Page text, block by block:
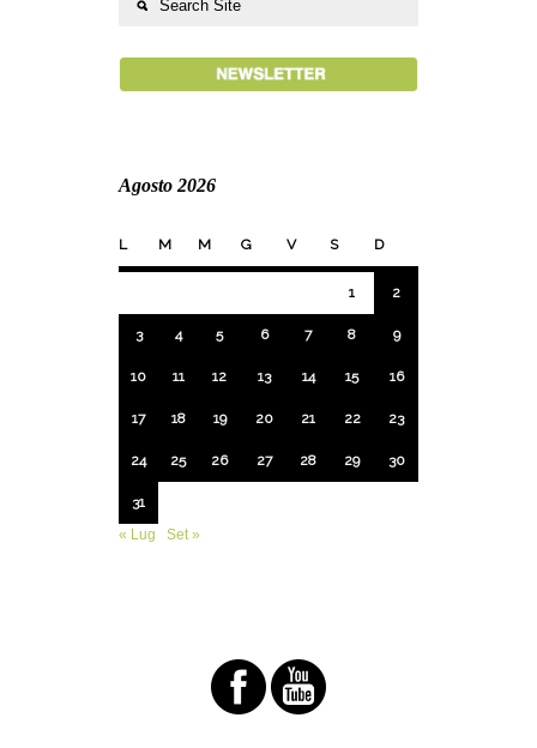
Agosto 2026
L M M G V S D
1 2
3 4 5 6 7 8 9
10 11 12 13 14 15 16
17 18 19 20 21 22 23
24 25 26 27 28 29 30
31
« Lug
Set »